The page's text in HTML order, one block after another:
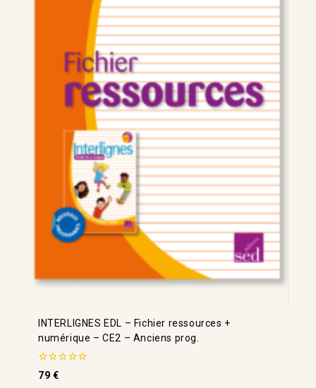
INTERLIGNES EDL – Fichier ressources +
numérique – CE2 – Anciens prog.
0
de
79 €